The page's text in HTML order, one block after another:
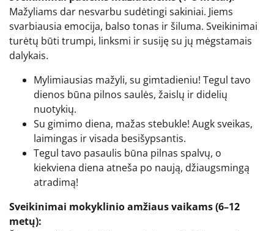
Mažyliams dar nesvarbu sudėtingi sakiniai. Jiems
svarbiausia emocija, balso tonas ir šiluma. Sveikinimai
turėtų būti trumpi, linksmi ir susiję su jų mėgstamais
dalykais.
Mylimiausias mažyli, su gimtadieniu! Tegul tavo
dienos būna pilnos saulės, žaislų ir didelių
nuotykių.
Su gimimo diena, mažas stebukle! Augk sveikas,
laimingas ir visada besišypsantis.
Tegul tavo pasaulis būna pilnas spalvų, o
kiekviena diena atneša po naują, džiaugsmingą
atradimą!
Sveikinimai mokyklinio amžiaus vaikams (6–12
metų):